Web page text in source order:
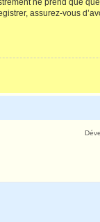
assurez-vous